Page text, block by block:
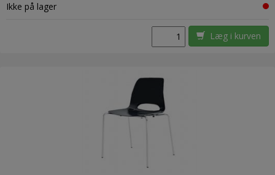
Ikke på lager
Læg i kurven